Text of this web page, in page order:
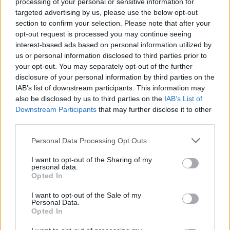
targeted advertising by us, please use the below opt-out
section to confirm your selection. Please note that after your
opt-out request is processed you may continue seeing
interest-based ads based on personal information utilized by
us or personal information disclosed to third parties prior to
your opt-out. You may separately opt-out of the further
disclosure of your personal information by third parties on the
IAB’s list of downstream participants. This information may
also be disclosed by us to third parties on the IAB’s List of
Downstream Participants that may further disclose it to other
Personal Data Processing Opt Outs
I want to opt-out of the Sharing of my
personal data.
Opted In
I want to opt-out of the Sale of my
Personal Data.
Opted In
Krahasimi me Ukrainën
është i gabuar
20-vjeçarit Kristjan Sterjo,
akuzohet për vrasjen e
Joan Zukos
Zjarri masiv në Malin e
vatër aktive
Pasojat që la pas zjarri i
tmerrit: Flakët i kemi
zjarrfikësja fiku vetëm
Përshkallëzimi rajonal
Vrasja e 20-vjeçarit në